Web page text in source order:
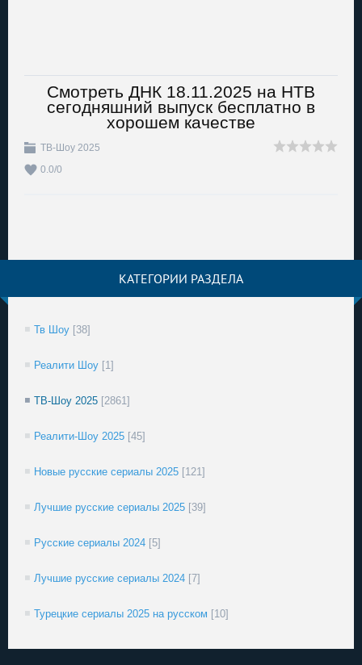
Смотреть ДНК 18.11.2025 на НТВ
сегодняшний выпуск бесплатно в
хорошем качестве
ТВ-Шоу 2025
0.0/0
КАТЕГОРИИ РАЗДЕЛА
Тв Шоу [38]
Реалити Шоу [1]
ТВ-Шоу 2025 [2861]
Реалити-Шоу 2025 [45]
Новые русские сериалы 2025 [121]
Лучшие русские сериалы 2025 [39]
Русские сериалы 2024 [5]
Лучшие русские сериалы 2024 [7]
Турецкие сериалы 2025 на русском [10]